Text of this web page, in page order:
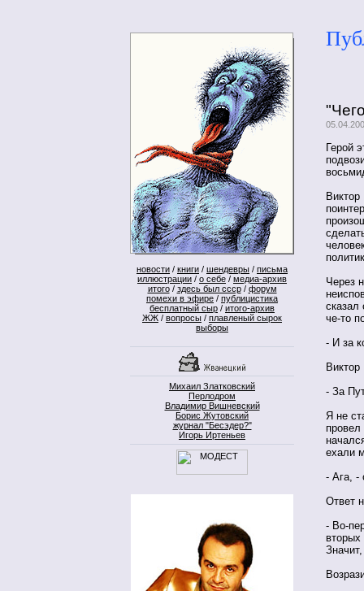
новости / книги / шендевры / письма
иллюстрации / о себе / медиа-архив
итого/ здесь был ссср/ форум
помехи в эфире / публицистика
бесплатный сыр / итого-архив
ЖЖ / вопросы / плавленый сырок
выборы
Михаил Златковский
Перлодром
Владимир Вишневский
Борис Жутовский
журнал "Бесэдер?"
Игорь Иртеньев
Герой
Виктор
Через
че-то
- И за
- За
Я не
ехали
- Ага, -
Ответ
- Во-